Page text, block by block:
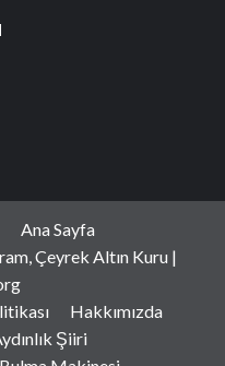
Ana Sayfa
Çeyrek Altın Kuru |
Hakkımızda
Şiiri